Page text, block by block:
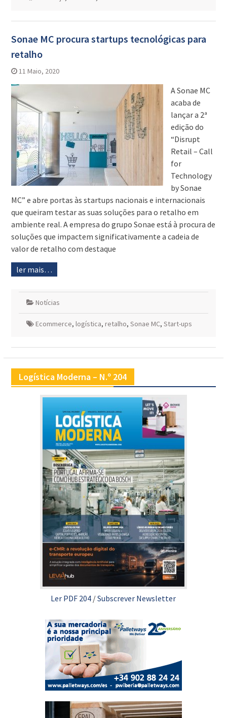
Sonae MC procura startups tecnológicas para
retalho
11 Maio, 2020
A Sonae MC
acaba de
lançar a 2ª
edição do
“Disrupt
Retail – Call
for
Technology
by Sonae
MC” e abre portas às startups nacionais e internacionais
que queiram testar as suas soluções para o retalho em
ambiente real. A empresa do grupo Sonae está à procura de
soluções que impactem significativamente a cadeia de
valor de retalho com destaque
ler mais…
Notícias
Ecommerce, logística, retalho, Sonae MC, Start-ups
Logística Moderna – N.º 204
Ler PDF 204 /Subscrever Newsletter